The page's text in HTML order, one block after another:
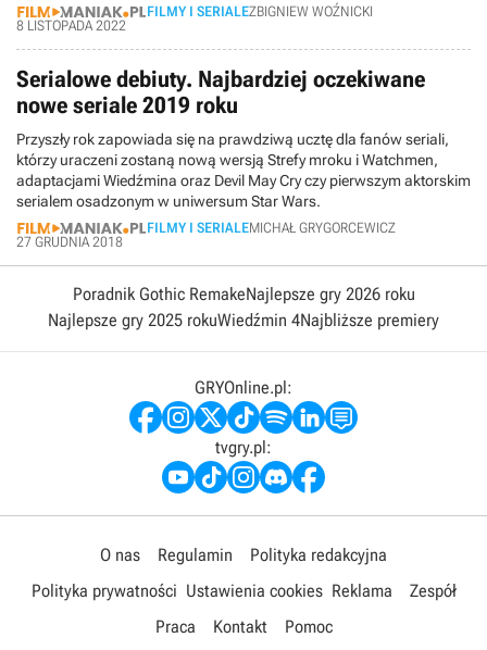
FILMY I SERIALEZBIGNIEW WOŹNICKI
8 LISTOPADA 2022
Serialowe debiuty. Najbardziej oczekiwane
nowe seriale 2019 roku
Przyszły rok zapowiada się na prawdziwą ucztę dla fanów seriali,
którzy uraczeni zostaną nową wersją Strefy mroku i Watchmen,
adaptacjami Wiedźmina oraz Devil May Cry czy pierwszym aktorskim
serialem osadzonym w uniwersum Star Wars.
FILMY I SERIALEMICHAŁ GRYGORCEWICZ
27 GRUDNIA 2018
Poradnik Gothic RemakeNajlepsze gry 2026 roku
Najlepsze gry 2025 rokuWiedźmin 4Najbliższe premiery
GRYOnline.pl:
tvgry.pl:
O nas Regulamin
Polityka redakcyjna
Polityka prywatności Ustawienia cookies Reklama
Zespół
Praca
Kontakt Pomoc